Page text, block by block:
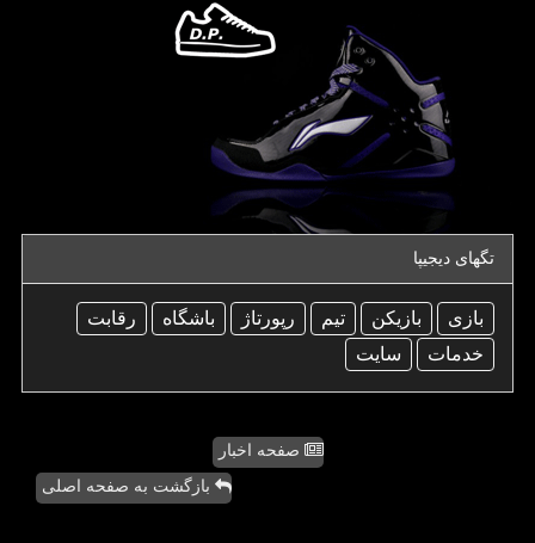
تگهای دیجیپا
بازی بازیكن تیم رپورتاژ باشگاه
رقابت
خدمات
سایت
صفحه اخبار
بازگشت به صفحه اصلی